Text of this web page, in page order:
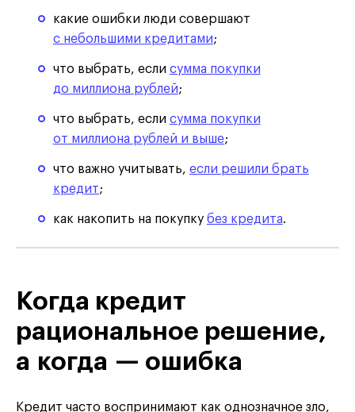
какие ошибки люди совершают
с небольшими кредитами;
что выбрать, если сумма покупки
до миллиона рублей;
что выбрать, если сумма покупки
от миллиона рублей и выше;
что важно учитывать, если решили брать
кредит;
как накопить на покупку без кредита.
Когда кредит
рациональное решение,
а когда — ошибка
Кредит часто воспринимают как однозначное зло,